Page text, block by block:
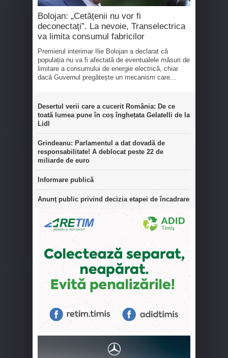
Bolojan: „Cetățenii nu vor fi
deconectați”. La nevoie, Transelectrica
va limita consumul fabricilor
Premierul interimar Ilie Bolojan a declarat că
populația nu va fi afectată de eventualele măsuri de
limitare a consumului de energie electrică, chiar
dacă Guvernul pregătește un mecanism care...
Desertul verii care a cucerit România: De ce
toată lumea pune în coș înghețata Gelatelli de la
Lidl
Grindeanu: Parlamentul a dat dovadă de
responsabilitate! A deblocat peste 22 de
miliarde de euro
Informare publică
Anunț public privind decizia etapei de încadrare